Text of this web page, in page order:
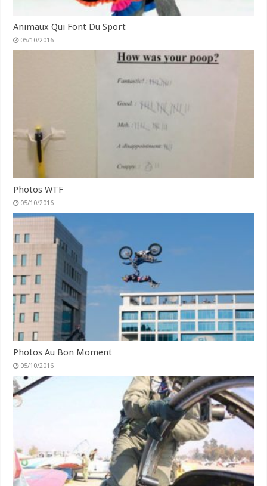
Animaux Qui Font Du Sport
05/10/2016
Photos WTF
05/10/2016
Photos Au Bon Moment
05/10/2016